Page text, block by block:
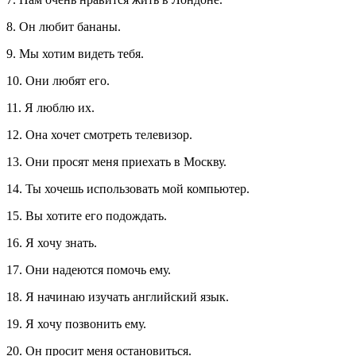
8. Он любит бананы.
9. Мы хотим видеть тебя.
10. Они любят его.
11. Я люблю их.
12. Она хочет смотреть телевизор.
13. Они просят меня приехать в Москву.
14. Ты хочешь использовать мой компьютер.
15. Вы хотите его подождать.
16. Я хочу знать.
17. Они надеются помочь ему.
18. Я начинаю изучать английский язык.
19. Я хочу позвонить ему.
20. Он просит меня остановиться.